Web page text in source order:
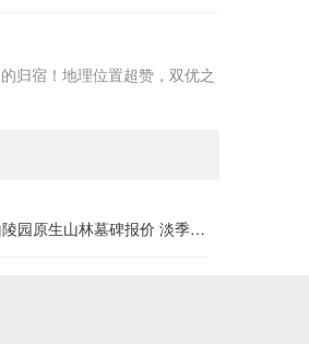
归宿！地理位置超赞，双优之
园原生山林墓碑报价 淡季专